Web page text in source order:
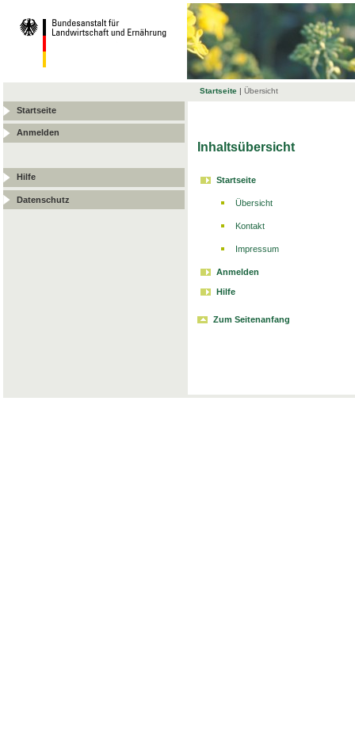
Startseite | Übersicht
Startseite
Anmelden
Hilfe
Datenschutz
Inhaltsübersicht
Startseite
Übersicht
Kontakt
Impressum
Anmelden
Hilfe
Zum Seitenanfang